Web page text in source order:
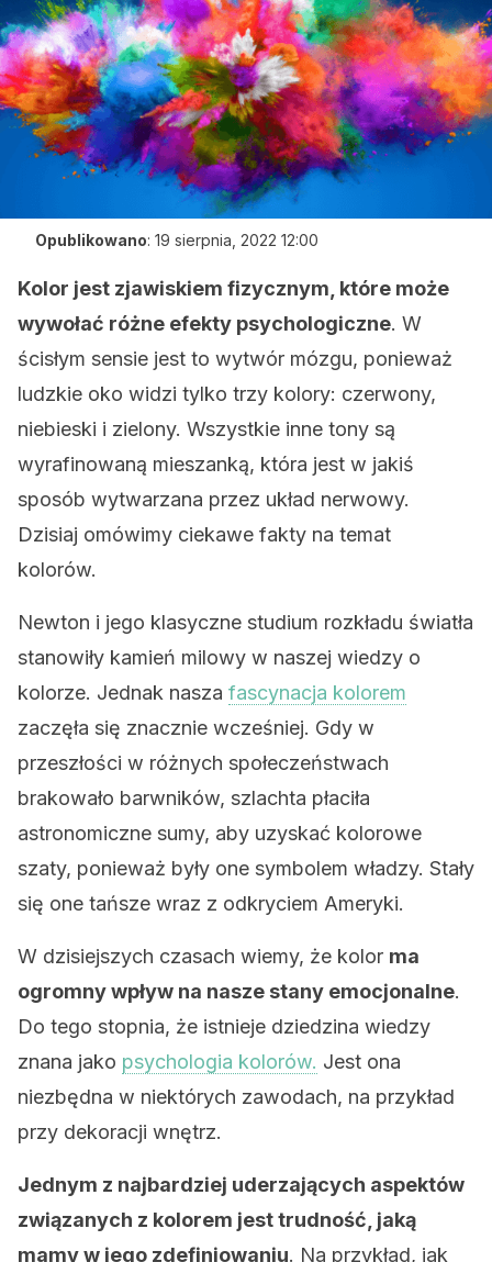
Opublikowano: 19 sierpnia, 2022 12:00
Kolor jest zjawiskiem fizycznym, które może
wywołać różne efekty psychologiczne. W
ścisłym sensie jest to wytwór mózgu, ponieważ
ludzkie oko widzi tylko trzy kolory: czerwony,
niebieski i zielony. Wszystkie inne tony są
wyrafinowaną mieszanką, która jest w jakiś
sposób wytwarzana przez układ nerwowy.
Dzisiaj omówimy ciekawe fakty na temat
kolorów.
Newton i jego klasyczne studium rozkładu światła
stanowiły kamień milowy w naszej wiedzy o
kolorze. Jednak nasza fascynacja kolorem
zaczęła się znacznie wcześniej. Gdy w
przeszłości w różnych społeczeństwach
brakowało barwników, szlachta płaciła
astronomiczne sumy, aby uzyskać kolorowe
szaty, ponieważ były one symbolem władzy. Stały
się one tańsze wraz z odkryciem Ameryki.
W dzisiejszych czasach wiemy, że kolor ma
ogromny wpływ na nasze stany emocjonalne.
Do tego stopnia, że istnieje dziedzina wiedzy
znana jako psychologia kolorów. Jest ona
niezbędna w niektórych zawodach, na przykład
przy dekoracji wnętrz.
Jednym z najbardziej uderzających aspektów
związanych z kolorem jest trudność, jaką
mamy w jego zdefiniowaniu. Na przykład, jak